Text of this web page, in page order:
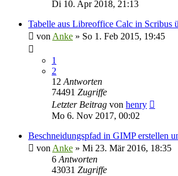
Di 10. Apr 2018, 21:13
Tabelle aus Libreoffice Calc in Scribus
von Anke » So 1. Feb 2015, 19:45
1
2
12 Antworten
74491 Zugriffe
Letzter Beitrag von henry
Mo 6. Nov 2017, 00:02
Beschneidungspfad in GIMP erstellen
von Anke » Mi 23. Mär 2016, 18:35
6 Antworten
43031 Zugriffe